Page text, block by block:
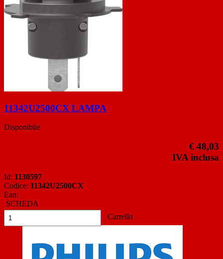
11342U2500CX LAMPA
Disponibile
€ 48,03
IVA inclusa
Id: 1130597
Codice: 11342U2500CX
Ean:
SCHEDA
Carrello